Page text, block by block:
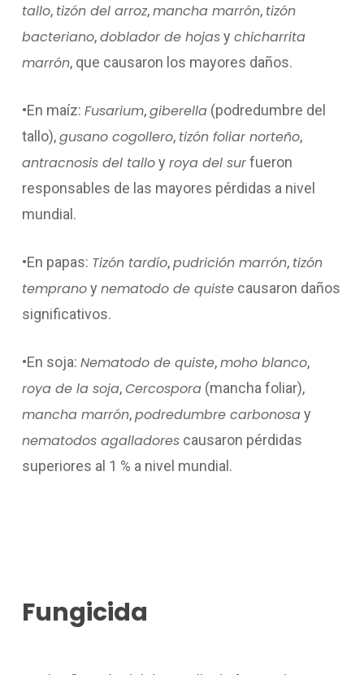
tallo, tizón del arroz,mancha marrón, tizón
bacteriano,doblador de hojasychicharrita
marrón, que causaron los mayores daños.
•En maíz:Fusarium,giberella (podredumbre del
tallo),gusano cogollero, tizón foliar norteño,
antracnosis del talloyroya del surfueron
responsables de las mayores pérdidas a nivel
mundial.
•En papas: Tizón tardío,pudrición marrón, tizón
tempranoynematodo de quiste causaron daños
significativos.
•En soja:Nematodo de quiste,moho blanco,
roya de la soja,Cercospora (mancha foliar),
mancha marrón,podredumbre carbonosay
nematodos agalladores causaron pérdidas
superiores al 1 % a nivel mundial.
Fungicida